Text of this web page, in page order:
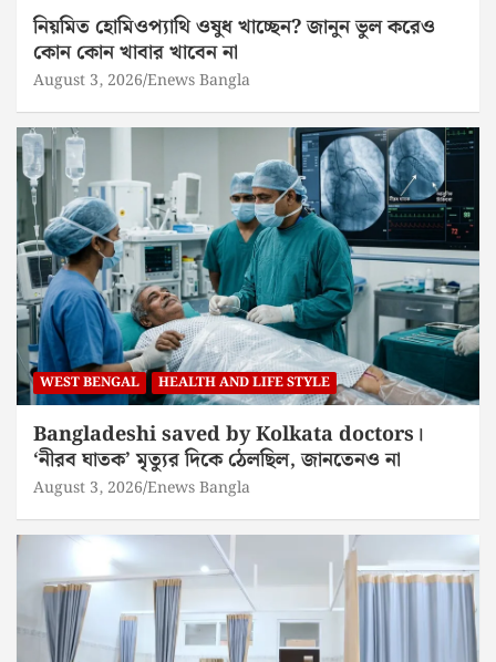
নিয়মিত হোমিওপ্যাথি ওষুধ খাচ্ছেন? জানুন ভুল করেও
কোন কোন খাবার খাবেন না
August 3, 2026 Enews Bangla
WEST BENGAL HEALTH AND LIFE STYLE
Bangladeshi saved by Kolkata doctors।
‘নীরব ঘাতক’ মৃত্যুর দিকে ঠেলছিল, জানতেনও না
August 3, 2026 Enews Bangla